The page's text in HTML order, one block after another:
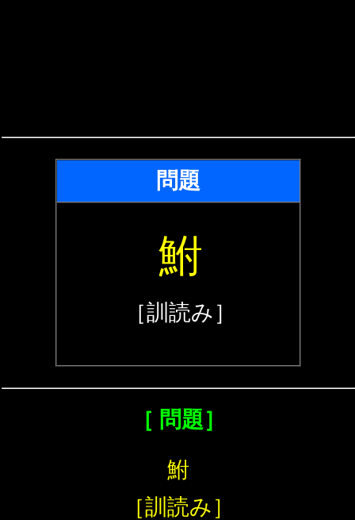
問題
鮒
［訓読み］
［ 問題］
鮒
［訓読み］